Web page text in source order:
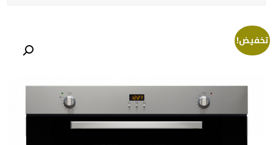
تخفيض!